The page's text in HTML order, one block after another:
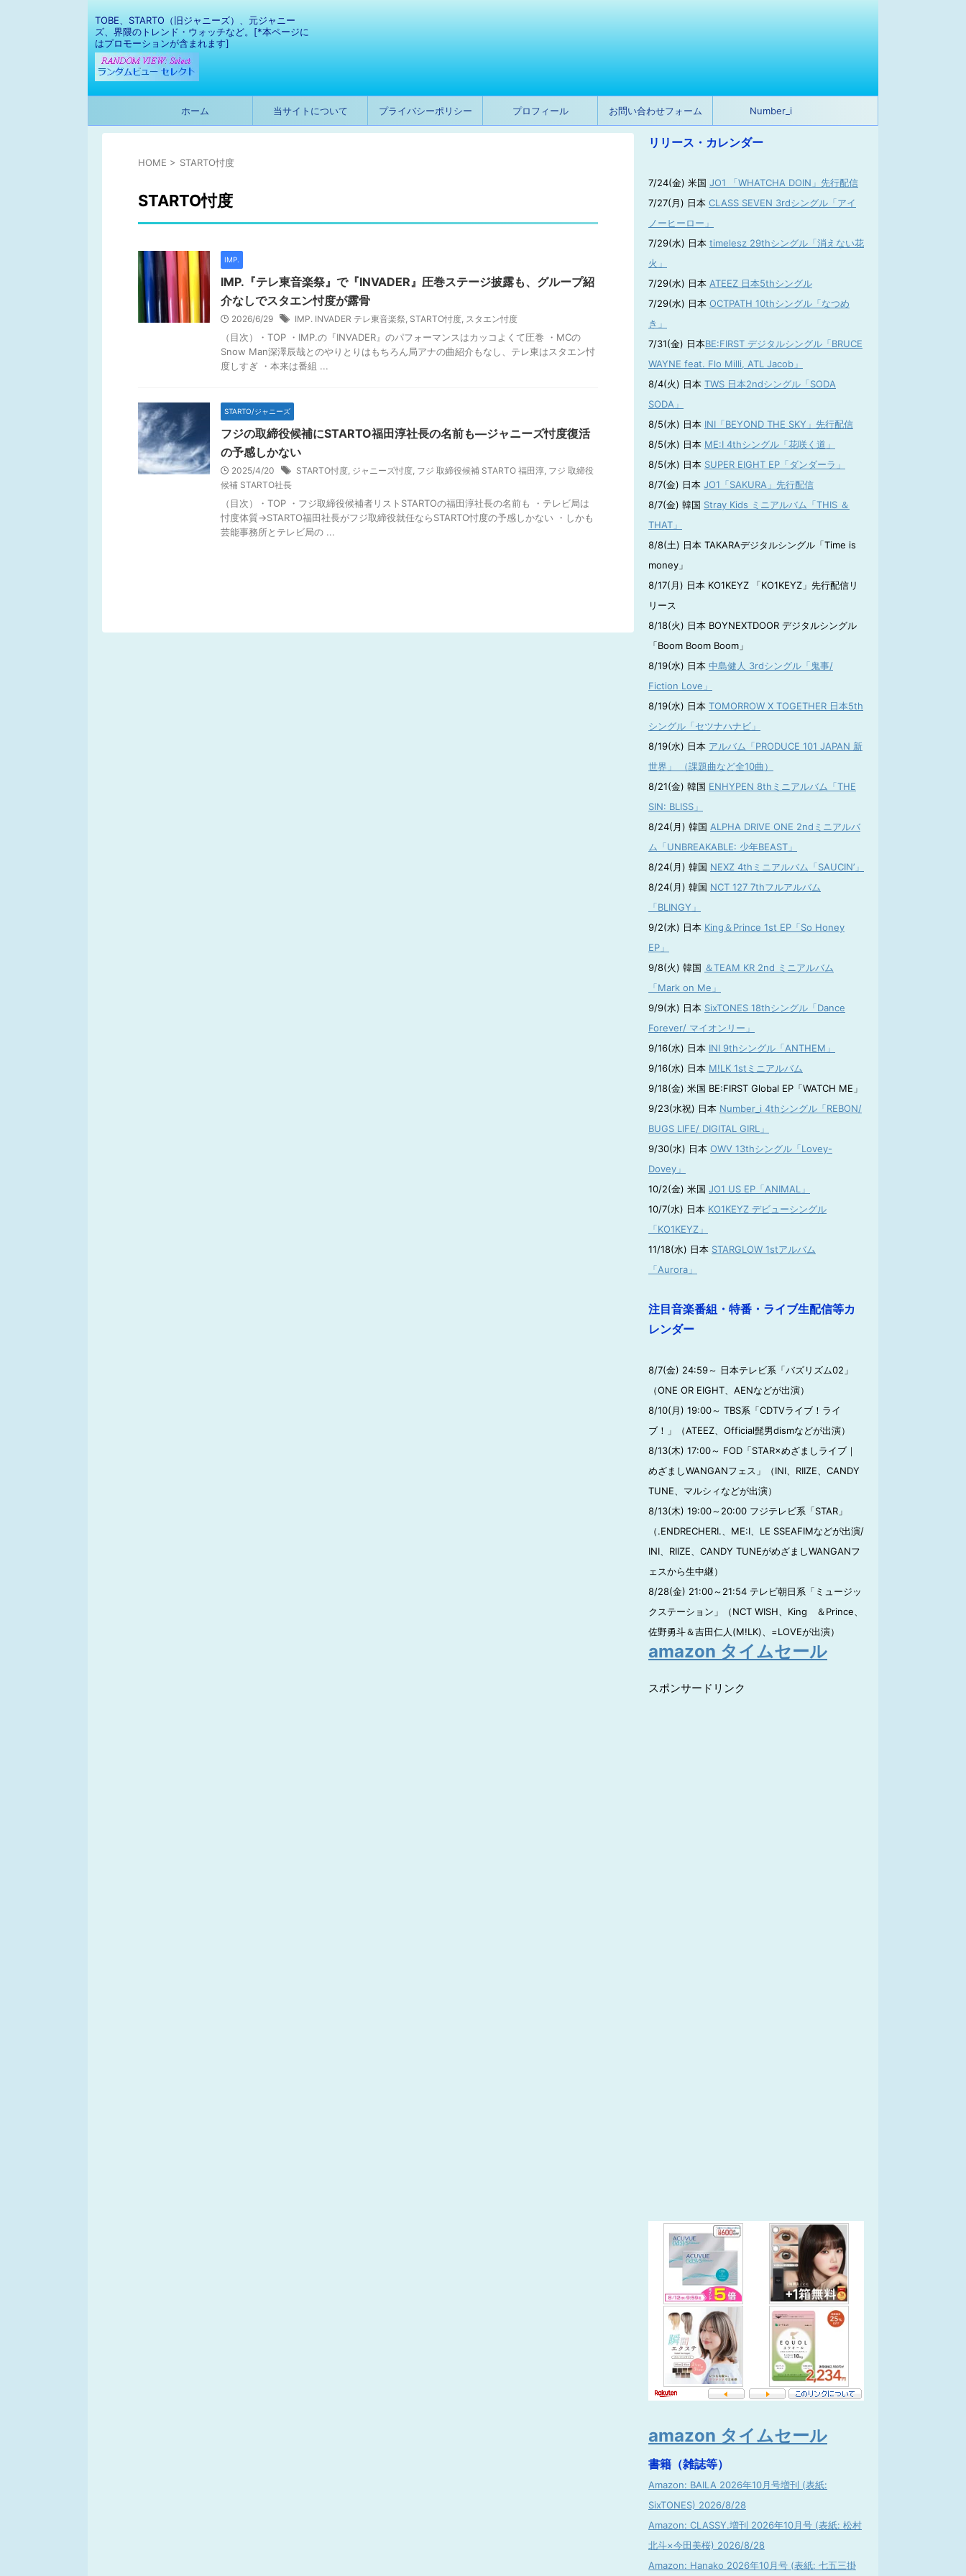
TOBE、STARTO（旧ジャニーズ）、元ジャニー
ズ、界隈のトレンド・ウォッチなど。[*本ページに
はプロモーションが含まれます]
ホーム 当サイトについて プライバシーポリシー プロフィール お問い合わせフォーム Number_i
HOME > STARTO忖度
STARTO忖度
IMP.
IMP.『テレ東音楽祭』で『INVADER』圧巻ステージ披露も、グループ紹
介なしでスタエン忖度が露骨
2026/6/29 IMP. INVADER テレ東音楽祭, STARTO忖度, スタエン忖度
（目次）・TOP ・IMP.の『INVADER』のパフォーマンスはカッコよくて圧巻 ・MCの
Snow Man深澤辰哉とのやりとりはもちろん局アナの曲紹介もなし、テレ東はスタエン忖
度しすぎ ・本来は番組 ...
STARTO/ジャニーズ
フジの取締役候補にSTARTO福田淳社長の名前も―ジャニーズ忖度復活
の予感しかない
2025/4/20 STARTO忖度, ジャニーズ忖度, フジ 取締役候補 STARTO 福田淳, フジ 取締役
候補 STARTO社長
（目次）・TOP ・フジ取締役候補者リストSTARTOの福田淳社長の名前も ・テレビ局は
忖度体質→STARTO福田社長がフジ取締役就任ならSTARTO忖度の予感しかない ・しかも
芸能事務所とテレビ局の ...
リリース・カレンダー
7/24(金) 米国 JO1 「WHATCHA DOIN」先行配信
7/27(月) 日本 CLASS SEVEN 3rdシングル「アイ
ノーヒーロー」
7/29(水) 日本 timelesz 29thシングル「消えない花
火」
7/29(水) 日本 ATEEZ 日本5thシングル
7/29(水) 日本 OCTPATH 10thシングル「なつめ
き」
7/31(金) 日本BE:FIRST デジタルシングル「BRUCE
WAYNE feat. Flo Milli, ATL Jacob」
8/4(火) 日本 TWS 日本2ndシングル「SODA
SODA」
8/5(水) 日本 INI「BEYOND THE SKY」先行配信
8/5(水) 日本 ME:I 4thシングル「花咲く道」
8/5(水) 日本 SUPER EIGHT EP「ダンダーラ」
8/7(金) 日本 JO1「SAKURA」先行配信
8/7(金) 韓国 Stray Kids ミニアルバム「THIS ＆
THAT」
8/8(土) 日本 TAKARAデジタルシングル「Time is
money」
8/17(月) 日本 KO1KEYZ 「KO1KEYZ」先行配信リ
リース
8/18(火) 日本 BOYNEXTDOOR デジタルシングル
「Boom Boom Boom」
8/19(水) 日本 中島健人 3rdシングル「鬼事/
Fiction Love」
8/19(水) 日本 TOMORROW X TOGETHER 日本5th
シングル「セツナハナビ」
8/19(水) 日本 アルバム「PRODUCE 101 JAPAN 新
世界」 （課題曲など全10曲）
8/21(金) 韓国 ENHYPEN 8thミニアルバム「THE
SIN: BLISS」
8/24(月) 韓国 ALPHA DRIVE ONE 2ndミニアルバ
ム「UNBREAKABLE: 少年BEAST」
8/24(月) 韓国 NEXZ 4thミニアルバム「SAUCIN’」
8/24(月) 韓国 NCT 127 7thフルアルバム
「BLINGY」
9/2(水) 日本 King＆Prince 1st EP「So Honey
EP」
9/8(火) 韓国 ＆TEAM KR 2nd ミニアルバム
「Mark on Me」
9/9(水) 日本 SixTONES 18thシングル「Dance
Forever/ マイオンリー」
9/16(水) 日本 INI 9thシングル「ANTHEM」
9/16(水) 日本 M!LK 1stミニアルバム
9/18(金) 米国 BE:FIRST Global EP「WATCH ME」
9/23(水祝) 日本 Number_i 4thシングル「REBON/
BUGS LIFE/ DIGITAL GIRL」
9/30(水) 日本 OWV 13thシングル「Lovey-
Dovey」
10/2(金) 米国 JO1 US EP「ANIMAL」
10/7(水) 日本 KO1KEYZ デビューシングル
「KO1KEYZ」
11/18(水) 日本 STARGLOW 1stアルバム
「Aurora」
注目音楽番組・特番・ライブ生配信等カ
レンダー
8/7(金) 24:59～ 日本テレビ系「バズリズム02」
（ONE OR EIGHT、AENなどが出演）
8/10(月) 19:00～ TBS系「CDTVライブ！ライ
ブ！」（ATEEZ、Official髭男dismなどが出演）
8/13(木) 17:00～ FOD「STAR×めざましライブ｜
めざましWANGANフェス」（INI、RIIZE、CANDY
TUNE、マルシィなどが出演）
8/13(木) 19:00～20:00 フジテレビ系「STAR」
（.ENDRECHERI.、ME:I、LE SSEAFIMなどが出演/
INI、RIIZE、CANDY TUNEがめざましWANGANフ
ェスから生中継）
8/28(金) 21:00～21:54 テレビ朝日系「ミュージッ
クステーション」（NCT WISH、King ＆Prince、
佐野勇斗＆吉田仁人(M!LK)、=LOVEが出演）
amazon タイムセール
スポンサードリンク
amazon タイムセール
書籍（雑誌等）
Amazon: BAILA 2026年10月号増刊 (表紙:
SixTONES) 2026/8/28
Amazon: CLASSY.増刊 2026年10月号 (表紙: 松村
北斗×今田美桜) 2026/8/28
Amazon: Hanako 2026年10月号 (表紙: 七五三掛